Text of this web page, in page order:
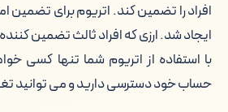
افراد را تضمین کند. اتریوم برای تضمین
ایجاد شد. ارزی که افراد ثالث تضمین
با استفاده از اتریوم شما تنها کسی
حساب خود دسترسی دارید و می توانید